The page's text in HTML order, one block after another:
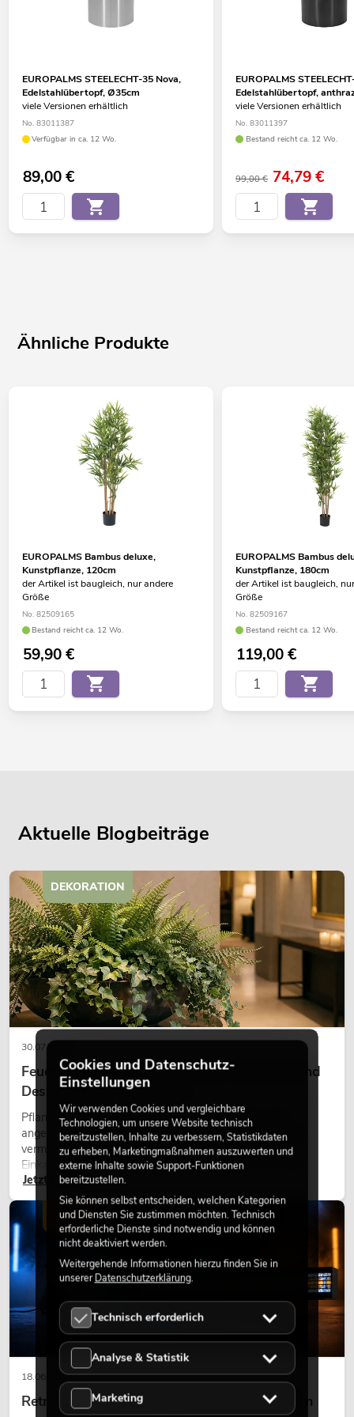
EUROPALMS STEELECHT-35 Nova,
Edelstahlübertopf, Ø35cm
viele Versionen erhältlich
No. 83011387
Verfügbar in ca. 12 Wo.
89,00€
EUROPALMS
Edelstahlübertopf,
viele Versionen erhältlich
No. 83011397
Bestand reicht ca. 12 Wo.
99,00 € 74,79€
Ähnliche Produkte
EUROPALMS Bambus deluxe,
Kunstpflanze, 120cm
der Artikel ist baugleich, nur andere
Größe
No. 82509165
Bestand reicht ca. 12 Wo.
59,90€
EUROPALMS Bambus
Kunstpflanze, 180cm
der Artikel ist baugleich,
Größe
No. 82509167
Bestand reicht ca. 12 Wo.
119,00€
Aktuelle Blogbeiträge
30.07.2026
Feuerhemmende Kunstpflanzen: Sicherheit und
Design perfekt kombiniert
Pflanzen machen Räume lebendig. Sie schaffen eine
angenehme Atmosphäre, verbessern das Ambiente und
vermitteln Natürlichkeit. Ob in Hotels, Restaurants,
Einkaufszentren, Bürogebäuden oder auf Messeständen:
eine hochwertige Begrünung gehört heute längst zum
modernen Raumkonzept.
Jetzt lesen
DEKORATION
18.06.2026
Retro-Licht im modernen Lichtdesign: Warum
LICHT
Cookies und Datenschutz-
Einstellungen
Wir verwenden Cookies und vergleichbare
Technologien, um unsere Website technisch
bereitzustellen, Inhalte zu verbessern, Statistikdaten
zu erheben, Marketingmaßnahmen auszuwerten und
externe Inhalte sowie Support-Funktionen
bereitzustellen.
Sie können selbst entscheiden, welchen Kategorien
und Diensten Sie zustimmen möchten. Technisch
erforderliche Dienste sind notwendig und können
nicht deaktiviert werden.
Weitergehende Informationen hierzu finden Sie in
unsererDatenschutzerklärung.
Technisch erforderlich
Analyse & Statistik
Marketing